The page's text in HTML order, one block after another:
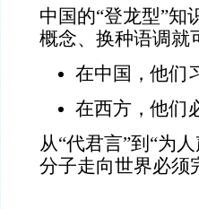
中国的“登龙型”知
概念、换种语调就
在中国，他们
在西方，他们
从“代君言”到“为
分子走向世界必须